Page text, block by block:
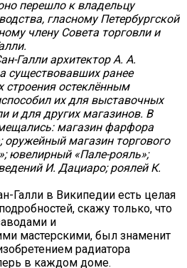
перешло к владельцу
гласному Петербургской
члену Совета торговли и
Галли архитектор А. А.
существовавших ранее
остеклённым
их для выставочных
и для других магазинов. В
магазин фарфора
оружейный магазин торгового
ювелирный «Пале-рояль»;
И. Дациаро; роялей К.
Галли в Википедии есть целая
скажу только, что
и
мастерскими, был знаменит
радиатора
в каждом доме.